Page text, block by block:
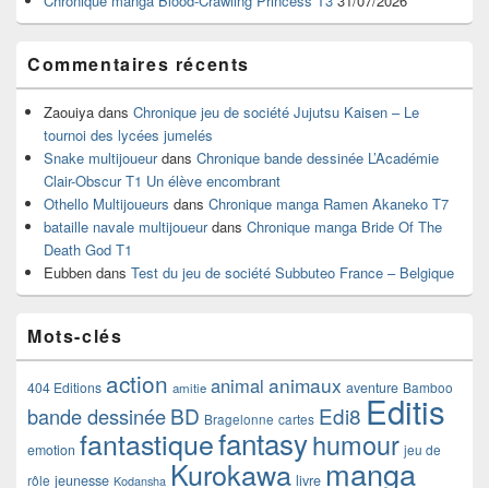
Commentaires récents
Zaouiya dans Chronique jeu de société Jujutsu Kaisen – Le
tournoi des lycées jumelés
Snake multijoueurdans Chronique bande dessinée L’Académie
Clair-Obscur T1 Un élève encombrant
Othello Multijoueurs dans Chronique manga Ramen Akaneko T7
bataille navale multijoueurdans Chronique manga Bride Of The
Death God T1
Eubben dans Test du jeu de société Subbuteo France – Belgique
Mots-clés
404 Editions action amitie animal animaux aventure Bamboo
bande dessinéeBD Bragelonne cartes Edi8 Editis
emotion fantastiquefantasyhumour jeu de
rôle jeunesse Kodansha Kurokawa livre manga